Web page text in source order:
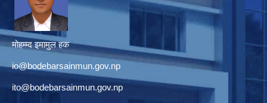
मोहम्म्द इमामुल हक
io@bodebarsainmun.gov.np
ito@bodebarsainmun.gov.np